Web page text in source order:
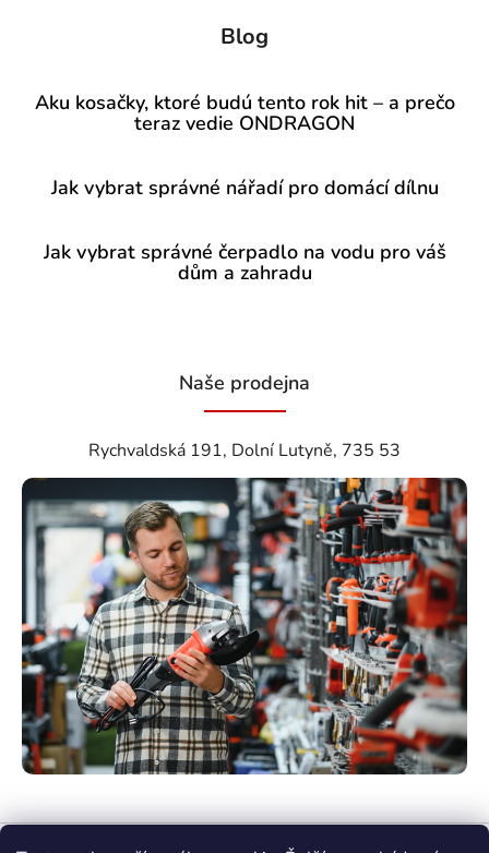
Blog
Aku kosačky, ktoré budú tento rok hit – a prečo
teraz vedie ONDRAGON
Jak vybrat správné nářadí pro domácí dílnu
Jak vybrat správné čerpadlo na vodu pro váš
dům a zahradu
Naše prodejna
Rychvaldská 191, Dolní Lutyně, 735 53